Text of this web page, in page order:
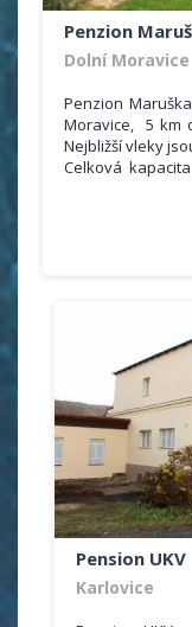
Penzion
Dolní Moravice
Penzion
Moravice, 5 km
Nejbližší vleky
Celková
WC. K
krbem, saunu,
1 500 Kč
Pension UKV
Karlovice